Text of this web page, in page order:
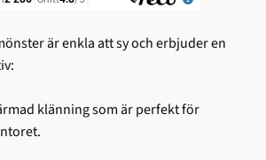
är enkla att sy och erbjuder en
klänning som är perfekt för